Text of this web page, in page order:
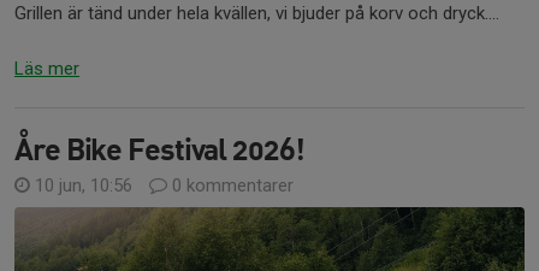
Grillen är tänd under hela kvällen, vi bjuder på korv och dryck....
Läs mer
Åre Bike Festival 2026!
10 jun, 10:56 0 kommentarer